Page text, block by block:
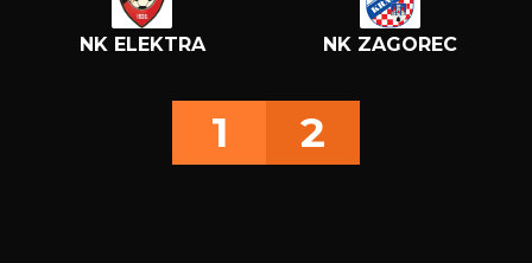
NK ELEKTRA NK ZAGOREC
1 2